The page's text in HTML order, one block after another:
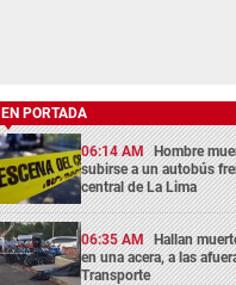
EN PORTADA
06:14 AM Hombre
subirse a un autobús
central de La Lima
06:35 AM Hallan
en una acera, a las
Transporte